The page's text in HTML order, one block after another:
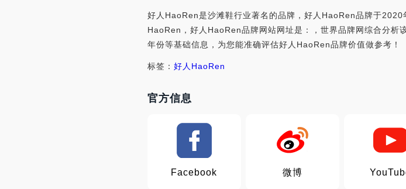
好人HaoRen是沙滩鞋行业著名的品牌，好人HaoRen品牌于
HaoRen，好人HaoRen品牌网站网址是：，世界品牌网综合分析
年份等基础信息，为您能准确评估好人HaoRen品牌价值做参考！
标签： 好人 HaoRen
官方信息
Facebook 微博